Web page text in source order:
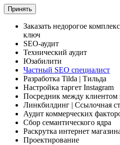
Принять
Заказать недорогое
ключ
SEO-аудит
Технический аудит
Юзабилити
Частный SEO специалист
Разработка Tilda | Тильда
Настройка таргет Instagram
Посредник между клиентом
Линкбилдинг | Ссылочная
Аудит коммерческих
Сбор семантического ядра
Раскрутка интернет
Проектирование